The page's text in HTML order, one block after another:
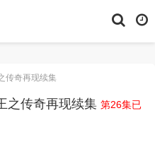
传奇再现续集
之传奇再现续集 第26集已